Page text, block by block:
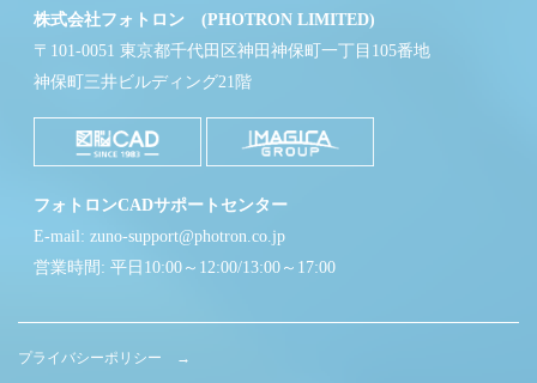
株式会社フォトロン (PHOTRON LIMITED)
〒101-0051 東京都千代田区神田神保町一丁目105番地
神保町三井ビルディング21階
フォトロンCADサポートセンター
E-mail: zuno-support@photron.co.jp
営業時間: 平日10:00～12:00/13:00～17:00
プライバシーポリシー →